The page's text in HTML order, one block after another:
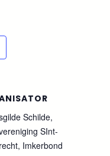
Schilde,
SInt-
Imkerbond